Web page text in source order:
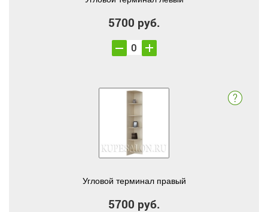
5700 руб.
Угловой терминал правый
5700 руб.